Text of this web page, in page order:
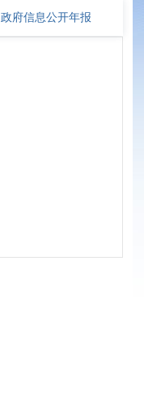
政府信息公开年报